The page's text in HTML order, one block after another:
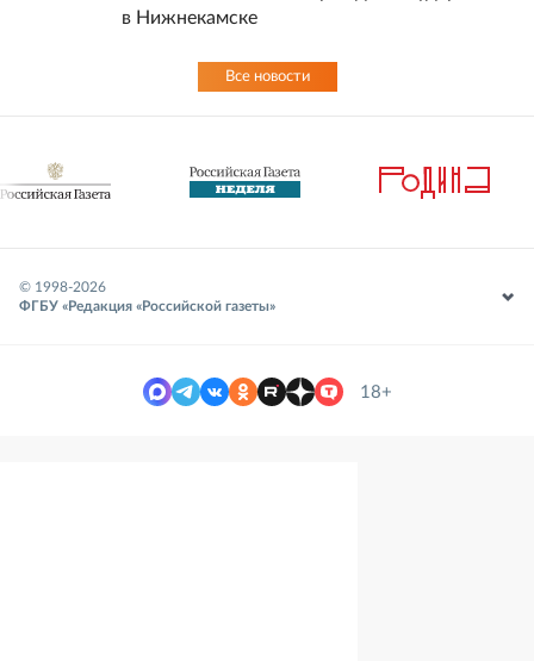
в Нижнекамске
Все новости
© 1998-2026
ФГБУ «Редакция «Российской газеты»
18+